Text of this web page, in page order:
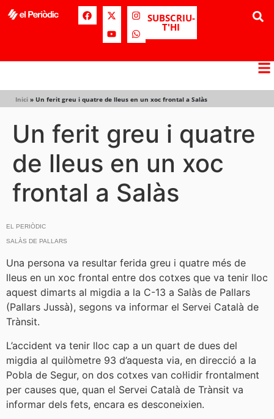
SUBSCRIU-
T'HI
Inici » Un ferit greu i quatre de lleus en un xoc frontal a Salàs
Un ferit greu i quatre
de lleus en un xoc
frontal a Salàs
EL PERIÒDIC
SALÀS DE PALLARS
Una persona va resultar ferida greu i quatre més de
lleus en un xoc frontal entre dos cotxes que va tenir lloc
aquest dimarts al migdia a la C-13 a Salàs de Pallars
(Pallars Jussà), segons va informar el Servei Català de
Trànsit.
L’accident va tenir lloc cap a un quart de dues del
migdia al quilòmetre 93 d’aquesta via, en direcció a la
Pobla de Segur, on dos cotxes van col·lidir frontalment
per causes que, quan el Servei Català de Trànsit va
informar dels fets, encara es desconeixien.